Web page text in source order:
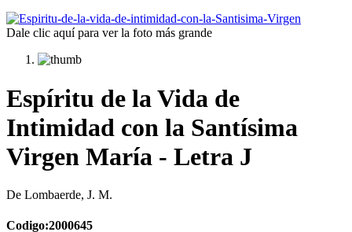
Dale clic aquí para ver la foto más grande
Espíritu de la Vida de
Intimidad con la Santísima
Virgen María - Letra J
De Lombaerde, J. M.
Codigo:2000645